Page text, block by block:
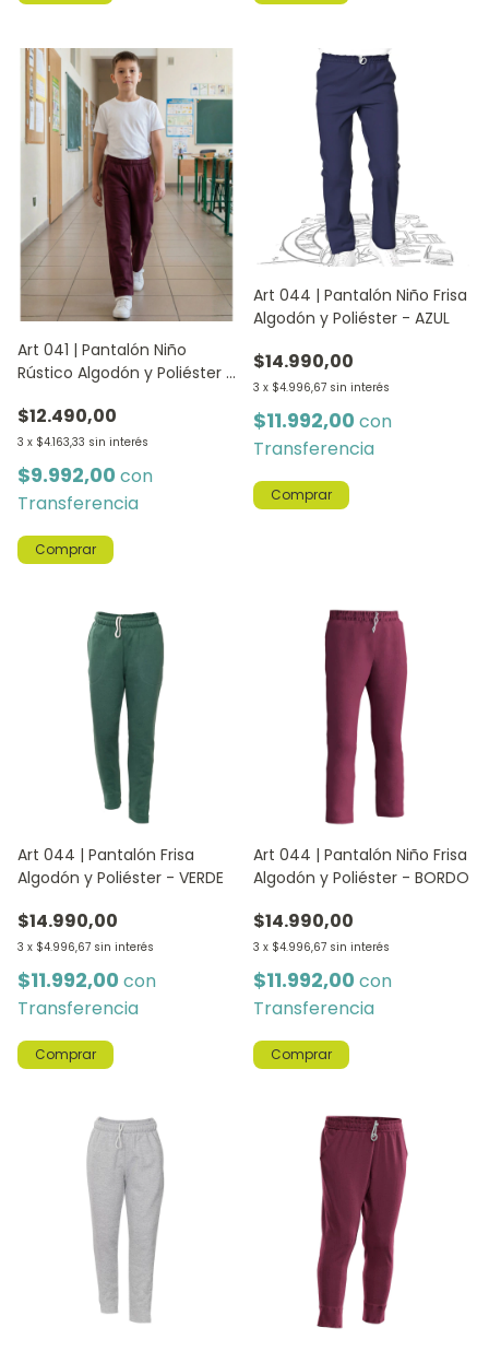
Art 041 | Pantalón Niño
Rústico Algodón y Poliéster -
$12.490,00
3 x $4.163,33 sin interés
$9.992,00 con
Transferencia
Comprar
Art 044 | Pantalón Niño Frisa
Algodón y Poliéster - AZUL
$14.990,00
3 x $4.996,67 sin interés
$11.992,00 con
Transferencia
Comprar
Art 044 | Pantalón Frisa
Algodón y Poliéster - VERDE
$14.990,00
3 x $4.996,67 sin interés
$11.992,00 con
Transferencia
Comprar
Art 044 | Pantalón Niño Frisa
Algodón y Poliéster - BORDO
$14.990,00
3 x $4.996,67 sin interés
$11.992,00 con
Transferencia
Comprar